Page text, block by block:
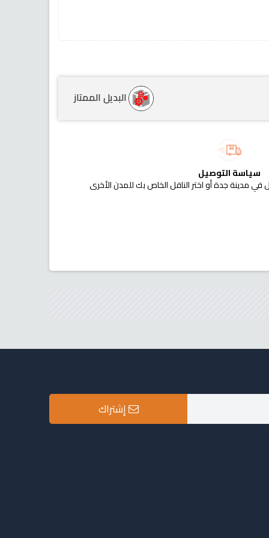
البديل الممتاز
سياسة التوصيل
في مدينة جدة أو اختر الناقل الخاص بك للمدن الأخرى
إشتراك